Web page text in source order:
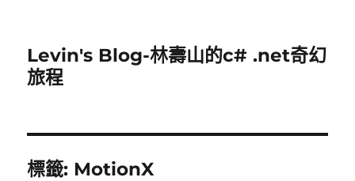
Levin's Blog-林壽山的c# .net奇幻
旅程
標籤: MotionX